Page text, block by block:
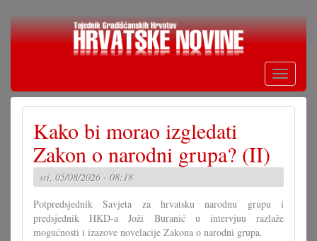
Skoči
Toggle
Kako bi morao izgledati
Zakon o narodni grupa? (II)
sri, 05/08/2026 - 08:18
Potpredsjednik Savjeta za hrvatsku narodnu grupu i
predsjednik HKD-a Joži Buranić u intervjuu razlaže
mogućnosti i izazove novelacije Zakona o narodni grupa.